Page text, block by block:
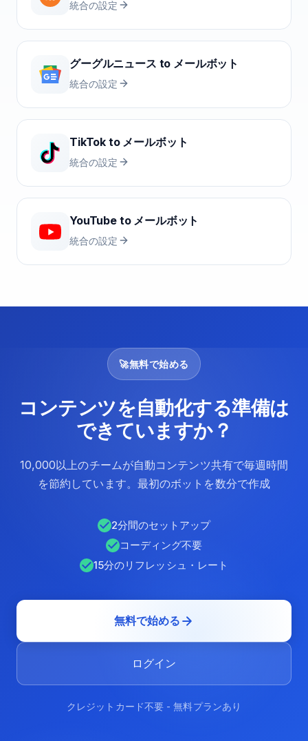
統合の設定
グーグルニュース to メールボット
統合の設定
TikTok to メールボット
統合の設定
YouTubeto メールボット
統合の設定
🚀無料で始める
コンテンツを自動化する準備は
できていますか？
10,000以上のチームが自動コンテンツ共有で毎週時間
を節約しています。最初のボットを数分で作成
2分間のセットアップ
コーディング不要
15分のリフレッシュ・レート
無料で始める
ログイン
クレジットカード不要 - 無料プランあり